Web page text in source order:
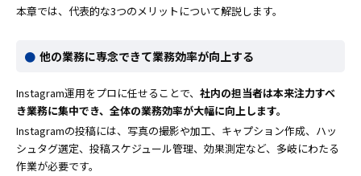
本章では、代表的な3つのメリットについて解説します。
他の業務に専念できて業務効率が向上する
Instagram運用をプロに任せることで、 社内の担当者は本来注力すべ
き業務に集中でき、全体の業務効率が大幅に向上します。
Instagramの投稿には、写真の撮影や加工、キャプション作成、ハッ
シュタグ選定、投稿スケジュール管理、効果測定など、多岐にわたる
作業が必要です。